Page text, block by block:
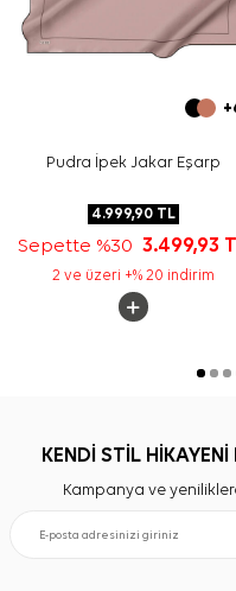
Pudra İpek Jakar Eşarp
4.999,90TL
Sepette %303.499,93
2 ve üzeri +% 20 indirim
KENDİ STİL
Kampanya ve